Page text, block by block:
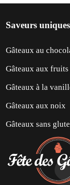
Saveurs uniques
Gâteaux au
Gâteaux aux fruits
Gâteaux à la
Gâteaux aux noix
Gâteaux sans